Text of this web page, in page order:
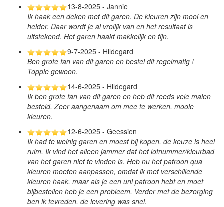
13-8-2025 - Jannie
Ik haak een deken met dit garen. De kleuren zijn mooi en
helder. Daar wordt je al vrolijk van en het resultaat is
uitstekend. Het garen haakt makkelijk en fijn.
9-7-2025 - Hildegard
Ben grote fan van dit garen en bestel dit regelmatig !
Toppie gewoon.
14-6-2025 - Hildegard
Ik ben grote fan van dit garen en heb dit reeds vele malen
besteld. Zeer aangenaam om mee te werken, mooie
kleuren.
12-6-2025 - Geessien
Ik had te weinig garen en moest bij kopen, de keuze is heel
ruim. Ik vind het alleen jammer dat het lotnummer/kleurbad
van het garen niet te vinden is. Heb nu het patroon qua
kleuren moeten aanpassen, omdat ik met verschillende
kleuren haak, maar als je een uni patroon hebt en moet
bijbestellen heb je een probleem. Verder met de bezorging
ben ik tevreden, de levering was snel.